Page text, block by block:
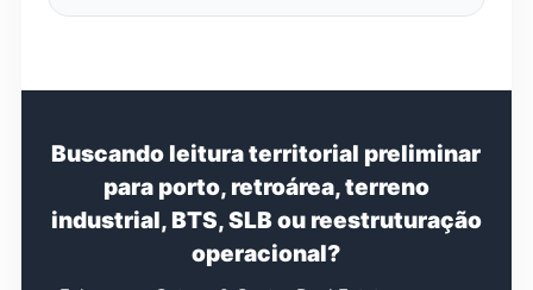
Buscando leitura territorial preliminar
para porto, retroárea, terreno
industrial, BTS, SLB ou reestruturação
operacional?